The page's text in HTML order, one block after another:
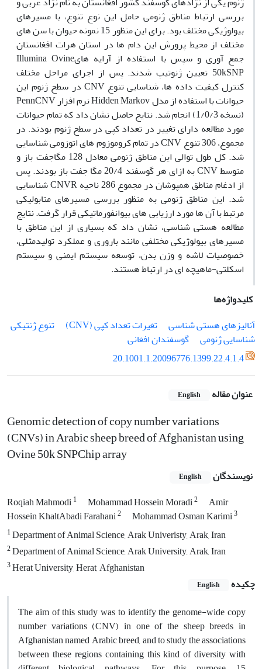
بررسی ارتباط مناطق ژنومی حامل این نوع تنوع، با مسیرهای
بیولوژیکی مختلف بود. برای این منظور 15 نمونه حیوان با سن های
مختلف از محیط پرورش این دام ها در استان هرات افغانستان
جمع آوری و سپس با استفاده از آرایه هایIllumina Ovine
50kSNP تعیین ژنوتیپ شدند. پس از اجرای مراحل مختلف
کنترل کیفیت داده ها، شناسایی تنوع CNV در سطح ژنوم این
حیوانات با استفاده از مدل Hidden Markov نرم افزار PennCNV
(نسخه 1/0/3) انجام شد. نتایج حاصل نشان داد که تمام حیوانات
مورد مطالعه دارای تغییر در تعداد کپی در سطح ژنوم بودند. در
مجموع، 306 تنوع CNV در تمام کروموزوم های اتوزومی شناسایی
شد. کل طول توالی این مناطق ژنومی معادل 128 مگاجفت باز و
متوسط CNV به ازای هر گوسفند 20/4 مگا جفت باز بودند. پس
از ادغام مناطق همپوشان در مجموع 286 ناحیه CNVR شناسایی
شد. این مناطق ژنومی به منظور بررسی مسیرهای متابولیکی
مرتبط با آن ها مورد ارزیابی های بیوانفورماتیکی قرار گرفت. نتایج
مطالعه هستی شناسی، نشان داد که بسیاری از این مناطق با
مسیرهای بیولوژیکی مختلفی مانند باروری و عملکرد تولیدمثلی،
خصوصیات لاشه و وزن بدن، توسعه سیستم ایمنی و سیستم
اسکلتی-ماهیچه ای در ارتباط هستند.
کلیدواژه‌ها
آنالیزهای هستی شناسی
تغیرات تعداد کپی (CNV)
تنوع ژنتیکی
شناسایی ژنومی
گوسفندان افغانی
20.1001.1.20096776.1399.22.4.1.4
عنوان مقاله English
Genomic detection of copy number variations
(CNVs) in Arabic sheep breed of Afghanistan using
Ovine 50k SNPChip array
نویسندگان English
Roqiah Mahmodi1 Mohammad Hossein Moradi2
Amir
Hossein KhaltAbadi Farahani2 Mohammad Osman Karimi3
1Department of Animal Science, Arak Univeristy, Arak, Iran
2Department of Animal Science, Arak University, Arak, Iran
3Herat University, Herat, Afghanistan
چکیده
English
The aim of this study was to identify the genome-wide copy
number variations (CNV) in one of the sheep breeds in
Afghanistan named Arabic breed, and to study the associations
between these regions containing this kind of diversity with